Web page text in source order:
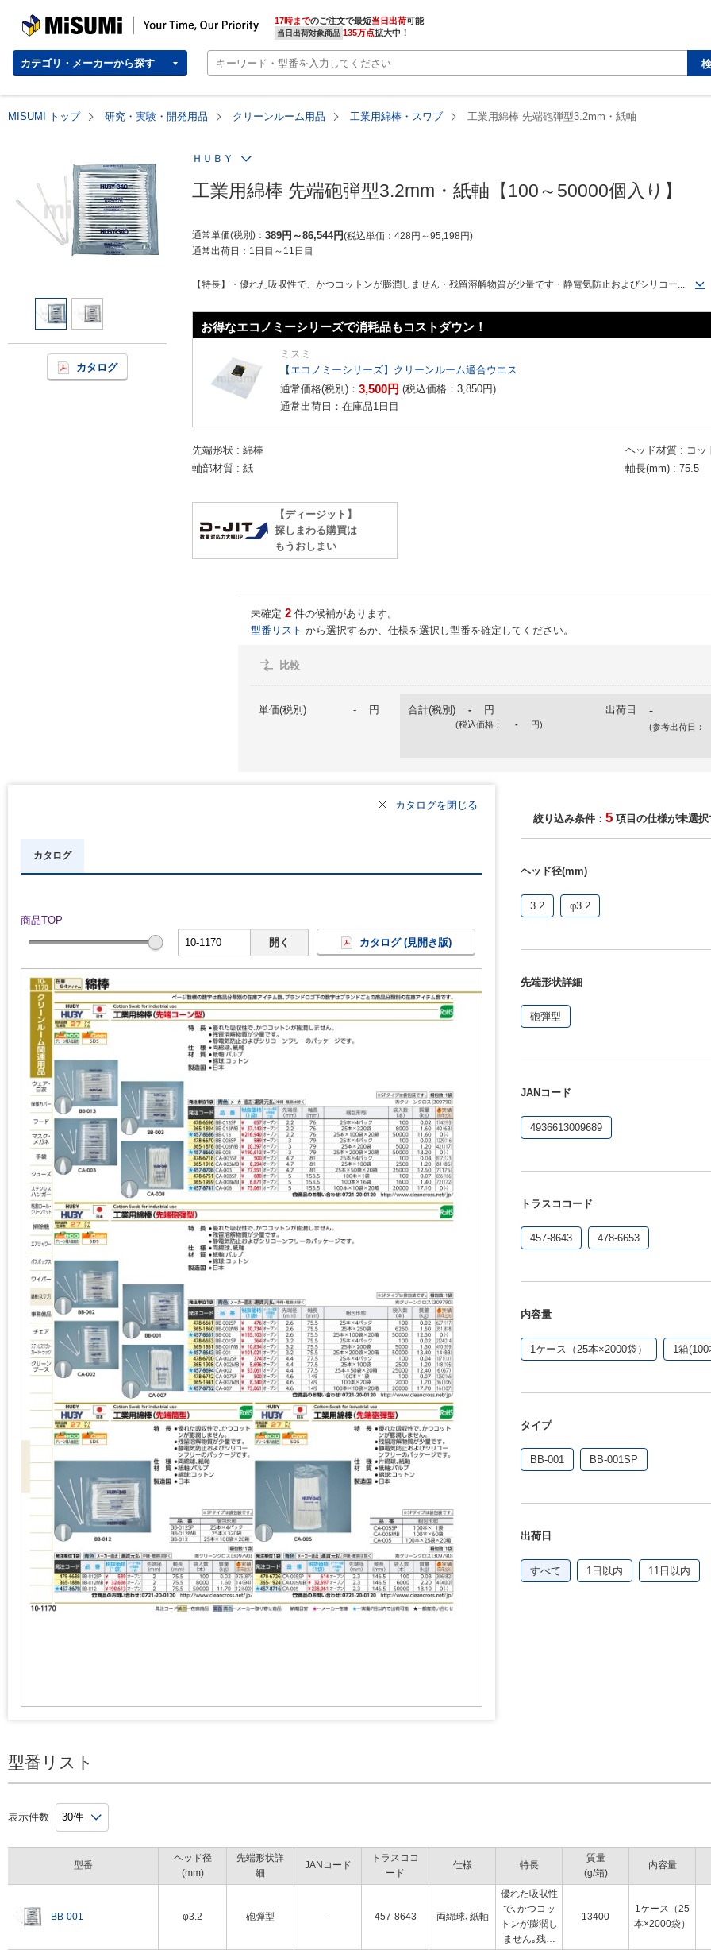
MISUMI | Your Time, Our Priority 17時までのご注文で最短当日出荷
当日出荷対象商品 135万点拡大中！
カテゴリ・メーカーから探す
MISUMI トップ 研究・実験・開発用品 クリーンルーム用品 工業用綿棒・スワブ 工業用綿棒 先端砲弾型3.2mm・紙軸
カタログ
ＨＵＢＹ
工業用綿棒 先端砲弾型3.2mm・紙軸【100～50000個入り】
通常単価(税別) 389円 ～86,544円 税込単価 428円 ～95,198円
通常出荷日： 1日目～11日目
【特長】・優れた吸収性で、かつコットンが膨潤しません・残留溶解物質が少量です・静電気防止およびシリコー...
お得なエコノミーシリーズで消耗品もコストダウン！
ミスミ
【エコノミーシリーズ】クリーンルーム適合ウエス
通常価格(税別)： 3,500円 (税込価格： 3,850円)
通常出荷日：在庫品1日目
先端形状 綿棒 ヘッド材質
コッ
軸部材質
紙 軸長(mm) 75.5
【ディージット】
探しまわる購買は
もうおしまい
未確定 2 件の候補があります。
型番リスト から選択するか、仕様を選択し型番を確定してください。
比較
単価(税別) - 円 合計(税別) - 円
(税込価格： - 円)
出荷日 -
(参考出荷日：
カタログを閉じる
カタログ
商品TOP
開く
カタログ (見開き版)
絞り込み条件： 5 項目の仕様が未選択
ヘッド径(mm)
3.2 φ3.2
先端形状詳細
砲弾型
JANコード
4936613009689
トラスココード
457-8643 478-6653
内容量
1ケース（25本×2000袋） 1箱(100
タイプ
BB-001 BB-001SP
出荷日
すべて 1日以内 11日以内
型番リスト
表示件数
型番
BB-001
ヘッド径
(mm)
先端形状詳
細
JANコード
トラスココ
ード
仕様 特長
質量
(g/箱)
内容量
φ3.2 砲弾型 - 457-8643 両綿球､紙軸
優れた吸収性
で､かつコッ
トンが膨潤し
ません｡残留
13400
1ケース（25
本×2000袋）